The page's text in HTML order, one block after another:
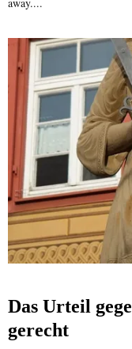
Das Urteil
gerecht